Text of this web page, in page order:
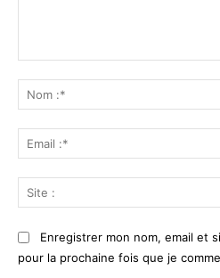
Enregistrer mon nom, email et
pour la prochaine fois que je